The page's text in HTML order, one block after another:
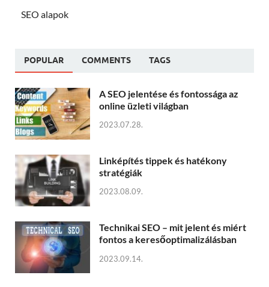
SEO alapok
POPULAR COMMENTS TAGS
A SEO jelentése és fontossága az
online üzleti világban
2023.07.28.
Linképítés tippek és hatékony
stratégiák
2023.08.09.
Technikai SEO – mit jelent és miért
fontos a keresőoptimalizálásban
2023.09.14.